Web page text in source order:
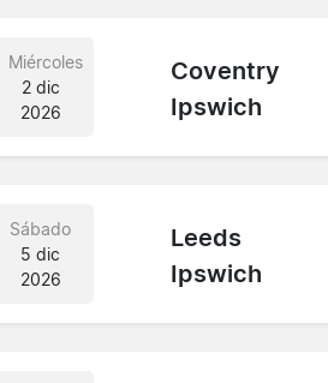
Miércoles
2 dic
2026
Coventry
Ipswich
Sábado
5 dic
2026
Leeds
Ipswich